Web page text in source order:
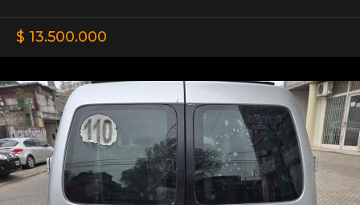
$ 13.500.000